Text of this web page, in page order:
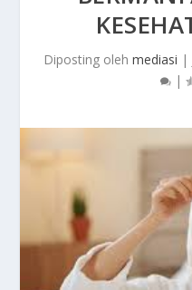
Diposting oleh mediasi |
|